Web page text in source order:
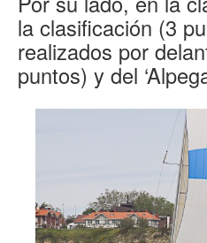
la clasificación (3
realizados por
puntos) y del